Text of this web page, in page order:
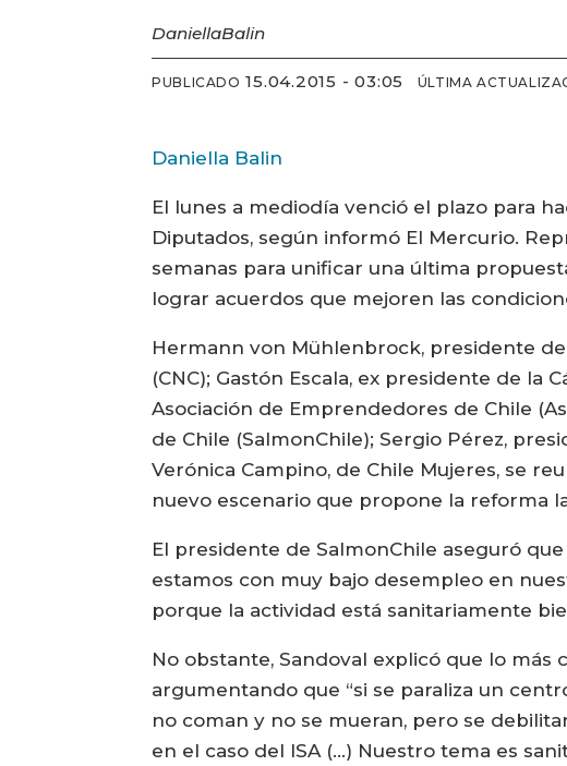
DaniellaBalin
PUBLICADO 15.04.2015 - 03:05 ÚLTIMA
Daniella Balin
El lunes a mediodía venció el plazo para
Diputados, según informó El Mercurio.
semanas para unificar una última
lograr acuerdos que mejoren las
Hermann von Mühlenbrock, presidente
(CNC); Gastón Escala, ex presidente de la
Asociación de Emprendedores de Chile
de Chile (SalmonChile); Sergio Pérez,
Verónica Campino, de Chile Mujeres, se
nuevo escenario que propone la reforma
El presidente de SalmonChile aseguró
estamos con muy bajo desempleo en
porque la actividad está sanitariamente
No obstante, Sandoval explicó que lo
argumentando que “si se paraliza un
no coman y no se mueran, pero se
en el caso del ISA (...) Nuestro tema es